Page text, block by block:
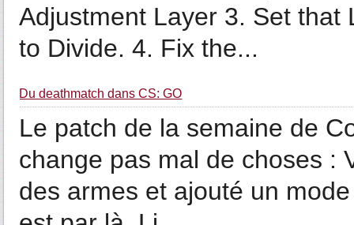
Adjustment Layer 3. Set
to Divide. 4. Fix the...
Du deathmatch dans CS: GO
Le patch de la semaine de
change pas mal de choses :
des armes et ajouté un